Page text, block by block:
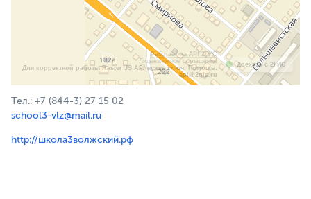
Работает на API 2ГИС
Лицензионное соглашение
Для корректной работы Raster JS API нужен ключ. Помощь:
api@2gis.ru
Доехать с 2ГИС
Тел.: +7 (844-3) 27 15 02
school3-vlz@mail.ru
http://школа3волжский.рф